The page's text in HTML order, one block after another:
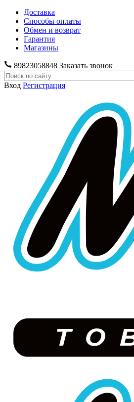
Доставка
Способы оплаты
Обмен и возврат
Гарантия
Магазины
89823058848 Заказать звонок
Вход Регистрация